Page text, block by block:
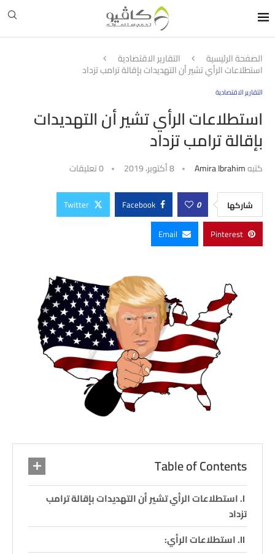
الصفحة الرئيسية التقارير الاقتصادية
استطلاعات الرأي تشير أن التهديدات بإقالة ترامب تزداد
التقارير الاقتصادية
استطلاعات الرأي تشير أن التهديدات
بإقالة ترامب تزداد
كتبهAmira Ibrahim 8 أكتوبر، 2019 0 تعليقات
شاركها 0
Facebook
Twitter
Pinterest
Email
Table of Contents
استطلاعات الرأي تشير أن التهديدات بإقالة ترامب
تزداد
استطلاعات الرأي: